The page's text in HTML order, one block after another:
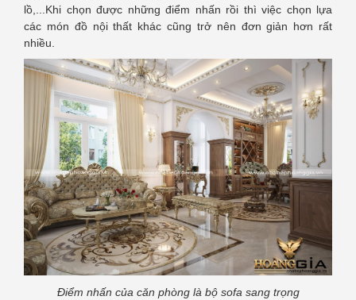
lồ,...Khi chọn được những điểm nhấn rồi thì việc chọn lựa
các món đồ nội thất khác cũng trở nên đơn giản hơn rất
nhiều.
Điểm nhấn của căn phòng là bộ sofa sang trọng